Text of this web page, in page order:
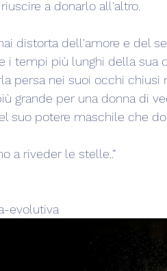
a donarlo all'altro.
distorta dell'amore e del
i tempi più lunghi della sua
persa nei suoi occhi chiusi
grande per una donna di
suo potere maschile che
a riveder le stelle..”
evolutiva